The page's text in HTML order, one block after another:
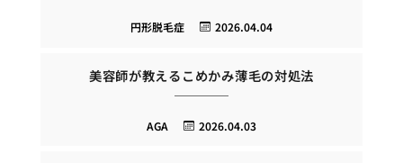
2026.04.04
円形脱毛症
美容師が教えるこめかみ薄毛の対処法
2026.04.03
AGA